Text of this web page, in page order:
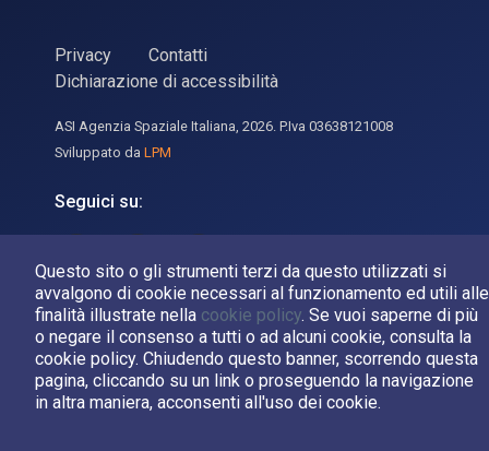
Questo sito o gli strumenti terzi da questo utilizzati si
avvalgono di cookie necessari al funzionamento ed utili alle
finalità illustrate nella cookie policy. Se vuoi saperne di più
o negare il consenso a tutti o ad alcuni cookie, consulta la
cookie policy. Chiudendo questo banner, scorrendo questa
pagina, cliccando su un link o proseguendo la navigazione
in altra maniera, acconsenti all'uso dei cookie.
Privacy
Contatti
Dichiarazione di accessibilità
ASI Agenzia Spaziale Italiana, 2026. P.Iva 03638121008
Sviluppato da LPM
Seguici su: